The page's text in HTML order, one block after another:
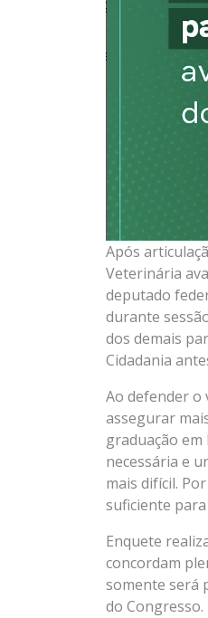
Após
Veterinária
deputado
durante
dos demais
Cidadania
Ao defender o
assegurar
graduação
necessária e
mais difícil.
suficiente
Enquete
concordam
somente será
do Congresso.